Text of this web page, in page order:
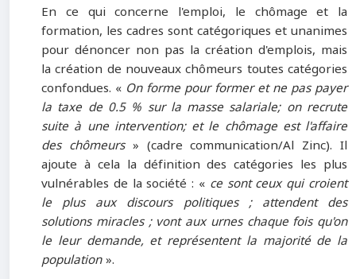
En ce qui concerne l'emploi, le chômage et la
formation, les cadres sont catégoriques et unanimes
pour dénoncer non pas la création d'emplois, mais
la création de nouveaux chômeurs toutes catégories
confondues. « On forme pour former et ne pas payer
la taxe de 0.5 % sur la masse salariale; on recrute
suite à une intervention; et le chômage est l'affaire
des chômeurs» (cadre communication/Al Zinc). Il
ajoute à cela la définition des catégories les plus
vulnérables de la société : « ce sont ceux qui croient
le plus aux discours politiques ; attendent des
solutions miracles ; vont aux urnes chaque fois qu'on
le leur demande, et représentent la majorité de la
population».